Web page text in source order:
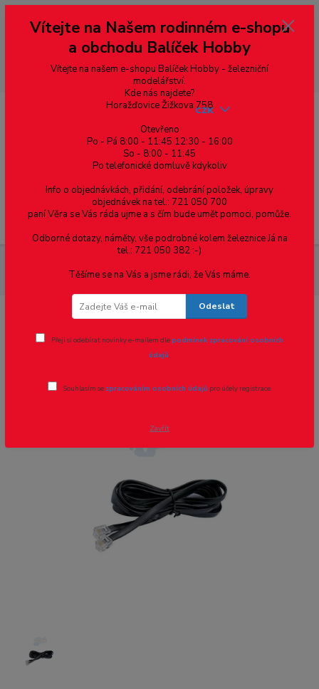
--- pro zákazníky ze Slovenska a jiných zemí, pokud chcete platit v eurech
přepněte si e-shop na euro 💶 pro přepočet měny - pravý horní roh ---
dobírky – pokud si z nějakého důvodu zásilku nevyzvednete, bude po
domluvě zaslána znovu s opětovnou platbou za poštovné, v opačném
případě bude zrušena a účet přidán na blacklist a rušeny následující
objednávky.
Menu
CZK
kabel 6 pin k multiMAUS - 2m
Vítejte na Našem rodinném e-shopu
a obchodu Balíček Hobby
Vítejte na našem e-shopu Balíček Hobby - železniční
modelářství.
Kde nás najdete?
Horažďovice Žižkova 758
Otevřeno
Po - Pá 8:00 - 11:45 12:30 - 16:00
So - 8:00 - 11:45
Po telefonické domluvě kdykoliv
Info o objednávkách, přidání, odebrání položek, úpravy
objednávek na tel.: 721 050 700
paní Věra se Vás ráda ujme a s čím bude umět pomoci, pomůže.
Odborné dotazy, náměty, vše podrobné kolem železnice Já na
tel.: 721 050 382 :-)
Těšíme se na Vás a jsme rádi, že Vás máme.
Odeslat
Přeji si odebírat novinky e-mailem dlepodmínek zpracování osobních
údajů.
Souhlasím se zpracováním osobních údajů pro účely registrace.
Zavřít